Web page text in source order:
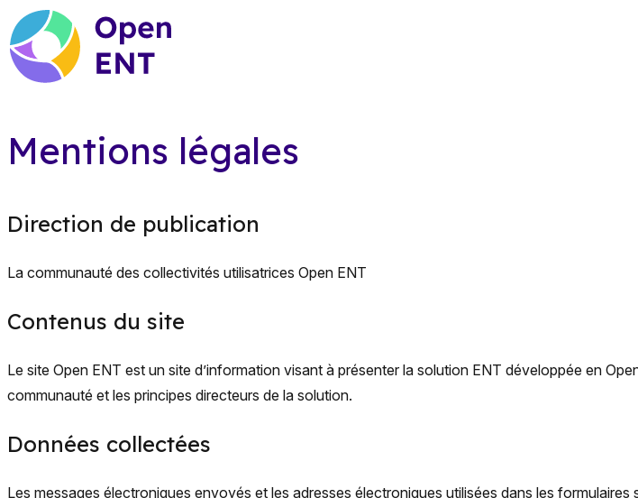
Mentions légales
Direction de publication
La communauté des collectivités utilisatrices Open ENT
Contenus du site
Le site Open ENT est un site d’information visant à présenter la solution ENT développée en
communauté et les principes directeurs de la solution.
Données collectées
Les messages électroniques envoyés et les adresses électroniques utilisées dans les